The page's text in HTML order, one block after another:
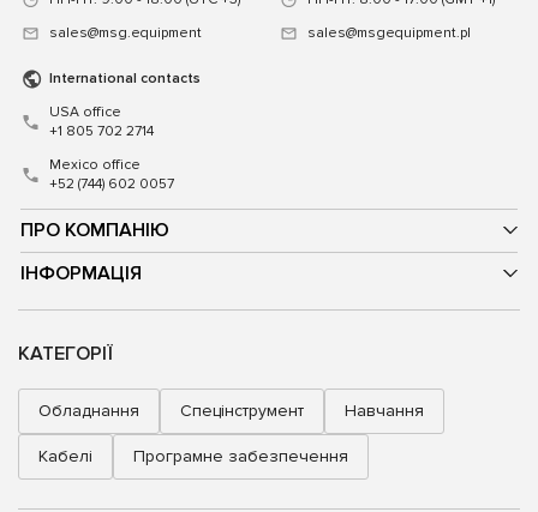
ПРО КОМПАНІЮ
ІНФОРМАЦІЯ
sales@msg.equipment
sales@msgequipment.pl
International contacts
USA office
+1 805 702 2714
Mexico office
+52 (744) 602 0057
КАТЕГОРІЇ
Обладнання Спецінструмент Навчання
Кабелі Програмне забезпечення